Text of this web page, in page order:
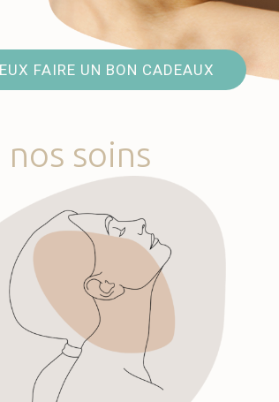
FAIRE UN BON CADEAUX
nos soins